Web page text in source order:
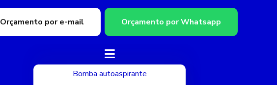
Orçamento por e-mail Orçamento por Whatsapp
Bomba autoaspirante